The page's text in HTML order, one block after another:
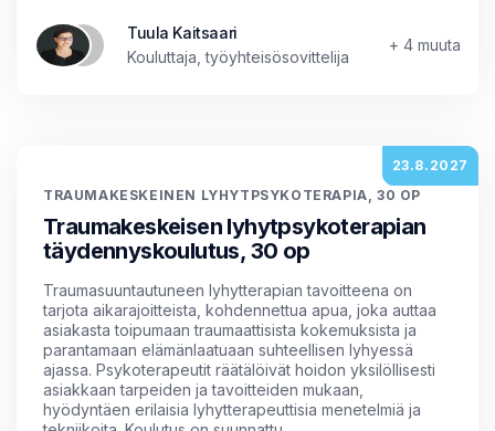
Tuula Kaitsaari
Kouluttaja, työyhteisösovittelija
+ 4 muuta
23.8.2027
TRAUMAKESKEINEN LYHYTPSYKOTERAPIA, 30 OP
Traumakeskeisen lyhytpsykoterapian
täydennyskoulutus, 30 op
Traumasuuntautuneen lyhytterapian tavoitteena on
tarjota aikarajoitteista, kohdennettua apua, joka auttaa
asiakasta toipumaan traumaattisista kokemuksista ja
parantamaan elämänlaatuaan suhteellisen lyhyessä
ajassa. Psykoterapeutit räätälöivät hoidon yksilöllisesti
asiakkaan tarpeiden ja tavoitteiden mukaan,
hyödyntäen erilaisia lyhytterapeuttisia menetelmiä ja